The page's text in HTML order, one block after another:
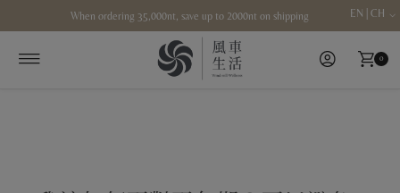
Skip to contentWhen ordering 35,000nt, save up to 2000nt on shipping EN | CH
0